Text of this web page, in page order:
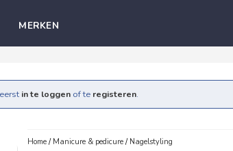
MERKEN
in te loggen of te registeren.
Home/ Manicure & pedicure/ Nagelstyling